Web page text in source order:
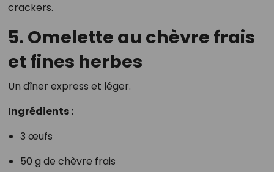
crackers.
5. Omelette au chèvre frais
et fines herbes
Un dîner express et léger.
Ingrédients :
3 œufs
50 g de chèvre frais